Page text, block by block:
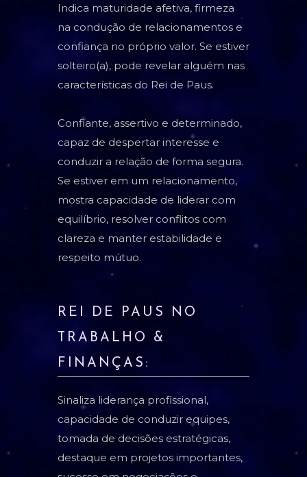
Indica maturidade afetiva, firmeza
na condução de relacionamentos e
confiança no próprio valor. Se estiver
solteiro(a), pode revelar alguém nas
características do Rei de Paus.
Confiante, assertivo e determinado,
capaz de despertar interesse e
conduzir a relação de forma segura.
Se estiver em um relacionamento,
mostra capacidade de liderar com
equilíbrio, resolver conflitos com
clareza e manter estabilidade e
respeito mútuo.
REI DE PAUS NO
TRABALHO &
FINANÇAS:
Sinaliza liderança profissional,
capacidade de conduzir equipes,
tomada de decisões estratégicas,
destaque em projetos importantes,